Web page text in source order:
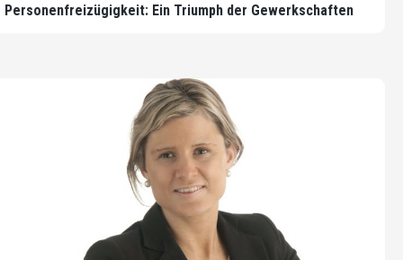
Personenfreizügigkeit: Ein Triumph der Gewerkschaften